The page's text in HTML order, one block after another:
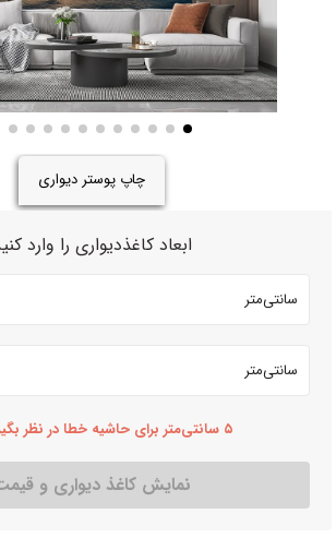
چاپ پوستر دیواری
ابعاد کاغذدیواری را وارد
سانتی‌متر
سانتی‌متر
۵ سانتی‌متر برای حاشیه خطا در نظر بگیرید.
نمایش کاغذ دیواری و